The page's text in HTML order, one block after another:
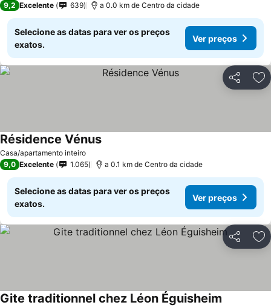
9,2 Excelente 639 a 0.0 km de Centro da cidade
Selecione as datas para ver os preços
exatos.
Ver preços
Partilhar
Casa/apartamento inteiro
Résidence Vénus
9,0 Excelente 1.065 a 0.1 km de Centro da cidade
Selecione as datas para ver os preços
exatos.
Ver preços
Partilhar
Gite traditionnel chez Léon Éguisheim